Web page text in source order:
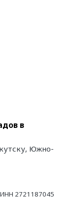
в
Южно-
2721187045